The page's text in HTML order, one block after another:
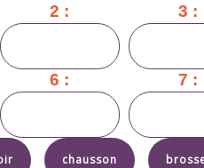
2 : 3 :
6 : 7 :
chausson